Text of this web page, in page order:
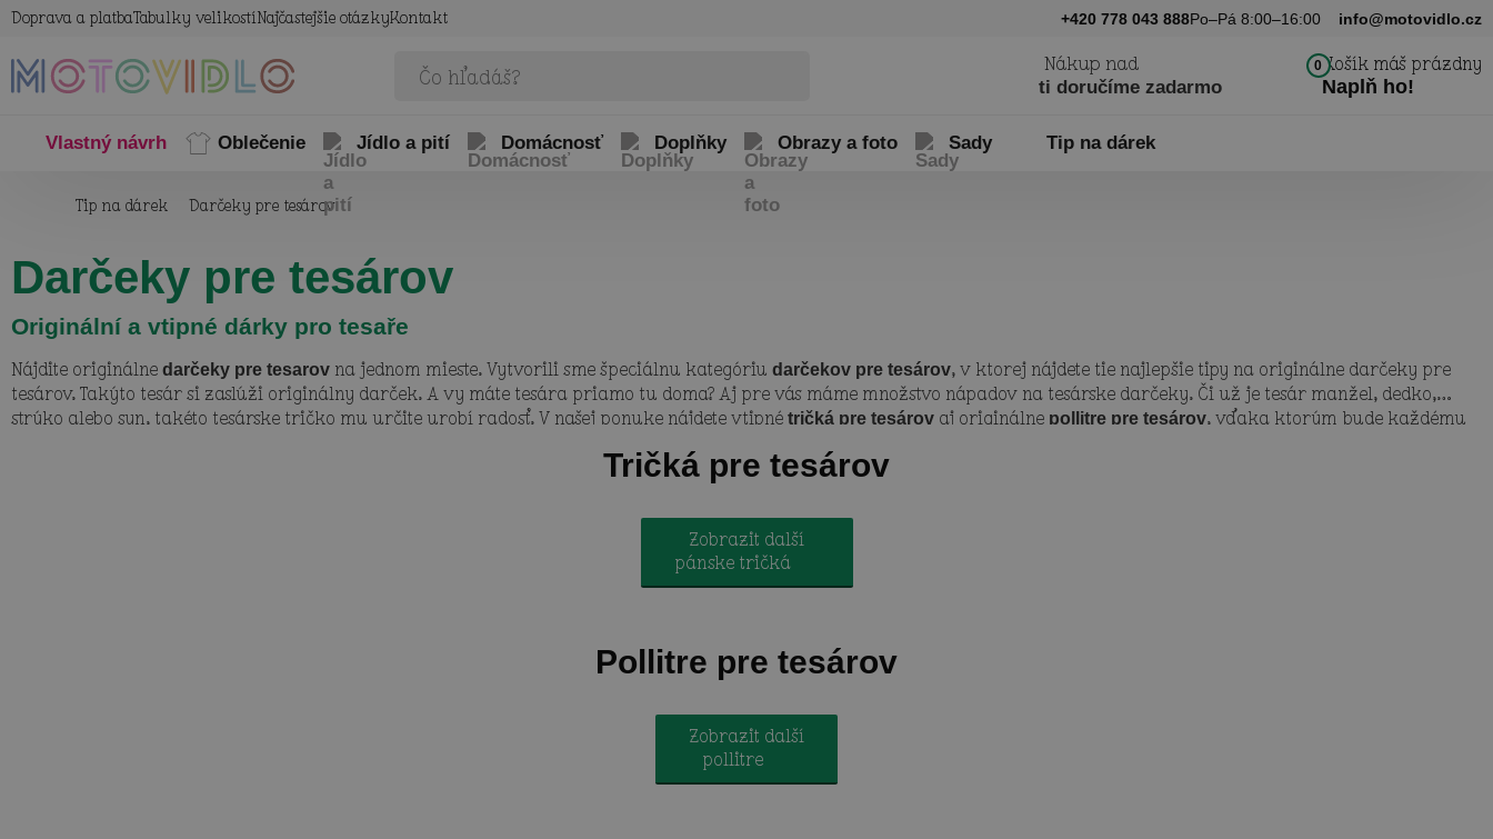
Doprava a platbaTabulky velikostíNajčastejšie otázkyKontakt +420 778 043 888Po–Pá 8:00–16:00 info@motovidlo.cz
Nákup nad
ti doručíme zadarmo
0Košík máš prázdny
Naplň ho!
Vlastný návrh Oblečenie Jídlo a pití Domácnosť Doplňky Obrazy a foto Sady Tip na dárek
Tip na dárek Darčeky pre tesárov
Darčeky pre tesárov
Originální a vtipné dárky pro tesaře
Nájdite originálne darčeky pre tesarov na jednom mieste. Vytvorili sme špeciálnu kategóriu darčekov pre tesárov, v ktorej nájdete tie najlepšie tipy na originálne darčeky pre
tesárov. Takýto tesár si zaslúži originálny darček. A vy máte tesára priamo tu doma? Aj pre vás máme množstvo nápadov na tesárske darčeky. Či už je tesár manžel, dedko,
strýko alebo syn, takéto tesárske tričko mu určite urobí radosť. V našej ponuke nájdete vtipné tričká pre tesárov aj originálne pollitre pre tesárov, vďaka ktorým bude každému
pre tesárov ho určite rozosmejú a ak chcete, môžete sa do ich navrhovania pustiť sami v našom online editore.
Tričká pre tesárov
Zobrazit další
pánske tričká
Pollitre pre tesárov
Zobrazit další
pollitre